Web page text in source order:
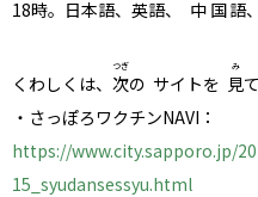
18時。 日本語、 英語、 中国語、
くわしくは、 次
つぎ
の サイトを 見
み
・さっぽろワクチンNAVI：
https://www.city.sapporo.jp/
15_syudansessyu.html